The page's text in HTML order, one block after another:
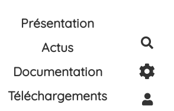
principal
Présentation
Actus
Documentation
Téléchargements